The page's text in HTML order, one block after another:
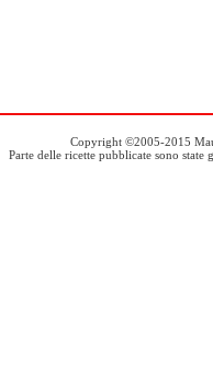
Copyright ©2005-2015
Parte delle ricette pubblicate sono state